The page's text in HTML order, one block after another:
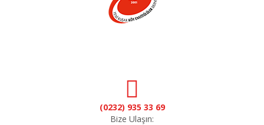
(0232) 935 33 69
Bize Ulaşın: